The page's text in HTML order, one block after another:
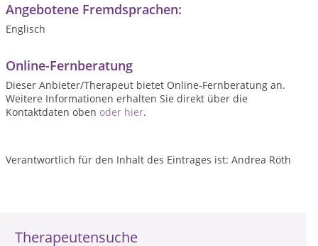
Therapeutensuche
Angebotene Fremdsprachen:
Englisch
Online-Fernberatung
Dieser Anbieter/Therapeut bietet Online-Fernberatung an.
Weitere Informationen erhalten Sie direkt über die
Kontaktdaten oben oder hier.
Verantwortlich für den Inhalt des Eintrages ist: Andrea Röth